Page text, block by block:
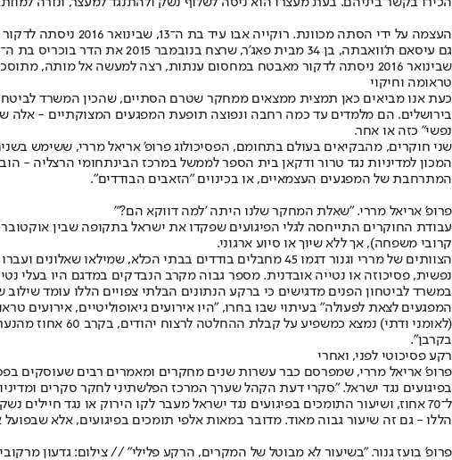
העצמה על ידי הסתה מכוונת. רוקייה אבו עיד בת ה־13, שבינואר 2016 ניסתה לדקור מאבטח במחסום ענתות, וחוסלה
שבינואר 2016 ניסתה לדקור מאבטח במחסום ענתות, רצה למעשה אל מותה, מתוסכלת וזועמת, בעקבות מריבה עם אחיותיה.
טראומה וחיקוי
כעת אנו מביאים כאן תמצית ממצאים ממחקר שטרם הסתיים, שהכין המשרד
נפשי" כזה או אחר.
המכון למדיניות נגד טרור ודקאן בית הספר לממשל במרכז הבינתחומי הרצליה -
המתרחבת של המפגעים העצמאיים, או בכינוים "הזאבים הבודדים".
פרופ' אריאל מררי. "שאלת המחקר שלנו היתה 'למה דווקא הם?'"
קרובי משפחה), אך ללא שיוך או סיוע ארגוני.
הצוותים של מררי וגנור דגמו 45 מחבלים בודדים בבתי
נפשית, פסיכוזה או נטייה אובדנית. מספר גבוה מקרב הנבדקים במדגם היו בעלי נטייה אובדנית פסיכולוגית, ו־54 אחוז
במשרד לביטחון הפנים מדגישים כי ברקע הנתונים הבלתי צפויים הללו עומד שילוב
המפגעים לצאת לפעולה" בעיתוי שבו בחרו, "היו אירועים גיאופוליטיים, אירועים
בקרבן".
רקע פסיכוטי לפני, ואחרי
פרופ' אריאל מררי, שמפרסם כבר עשרות שנים מחקרים ומאמרים רבים שעוסקים
בפיגועים נגד ישראל. "סקרי דעת הקהל שערך המרכז הפלשתיני לחקר סקרים
הללו - גם זה שיעור גבוה מאוד. מדובר במאות אלפי תומכים בפיגועים, אלא
פרופ' בועז גנור. "בשיעור לא מבוטל של המקרים, הרקע פלילי" // צילום: גדעון